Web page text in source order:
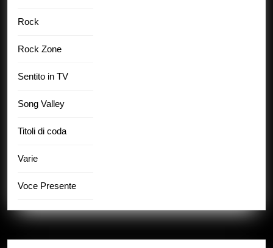
Rock
Rock Zone
Sentito in TV
Song Valley
Titoli di coda
Varie
Voce Presente